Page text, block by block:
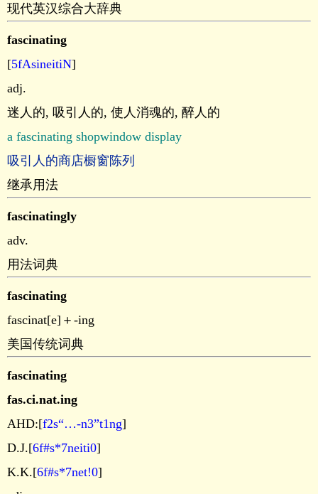
现代英汉综合大辞典
fascinating
[5fAsineitiN]
adj.
迷人的, 吸引人的, 使人消魂的, 醉人的
a fascinating shopwindow display
吸引人的商店橱窗陈列
继承用法
fascinatingly
adv.
用法词典
fascinating
fascinat[e]＋-ing
美国传统词典
fascinating
fas.ci.nat.ing
AHD:[f2s“…-n3”t1ng]
D.J.[6f#s*7neiti0]
K.K.[6f#s*7net!0]